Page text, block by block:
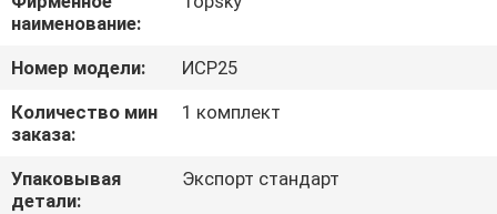
ПРОВЕРКА
КАЧЕСТВА
СВЯЖИТЕСЬ
МЫ
наименование:
Номер модели:
ИСР25
Количество мин
заказа:
1 комплект
Упаковывая
детали:
Экспорт стандарт